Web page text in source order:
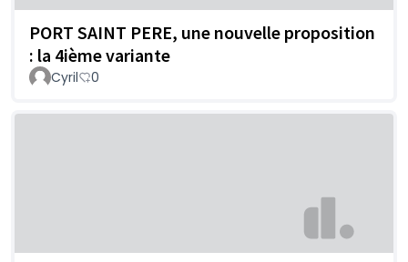
PORT SAINT PERE, une nouvelle proposition
: la 4ième variante
Cyril 0